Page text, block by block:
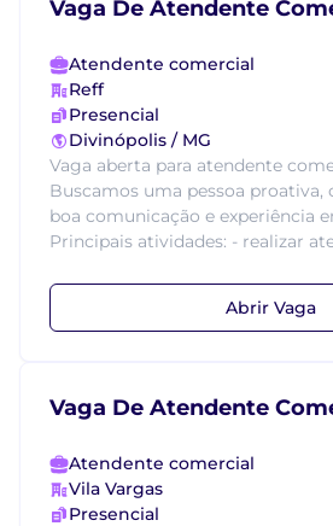
Vaga De Atendente
Atendente comercial
Reff
Presencial
Divinópolis / MG
Vaga aberta para atendente
Buscamos uma pessoa proativa,
boa comunicação e experiência
Principais atividades: - realizar
Abrir Vaga
Vaga De Atendente
Atendente comercial
Vila Vargas
Presencial